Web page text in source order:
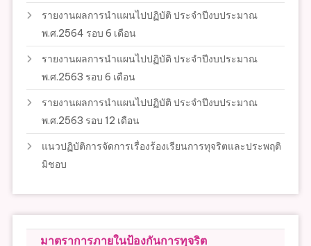
รายงานผลการนำแผนไปปฏิบัติ ประจำปีงบประมาณ
พ.ศ.2564 รอบ 6 เดือน
รายงานผลการนำแผนไปปฏิบัติ ประจำปีงบประมาณ
พ.ศ.2563 รอบ 6 เดือน
รายงานผลการนำแผนไปปฏิบัติ ประจำปีงบประมาณ
พ.ศ.2563 รอบ 12 เดือน
แนวปฏิบัติการจัดการเรื่องร้องเรียนการทุจริตและประพฤติ
มิชอบ
มาตราการภายในป้องกันการทุจริต